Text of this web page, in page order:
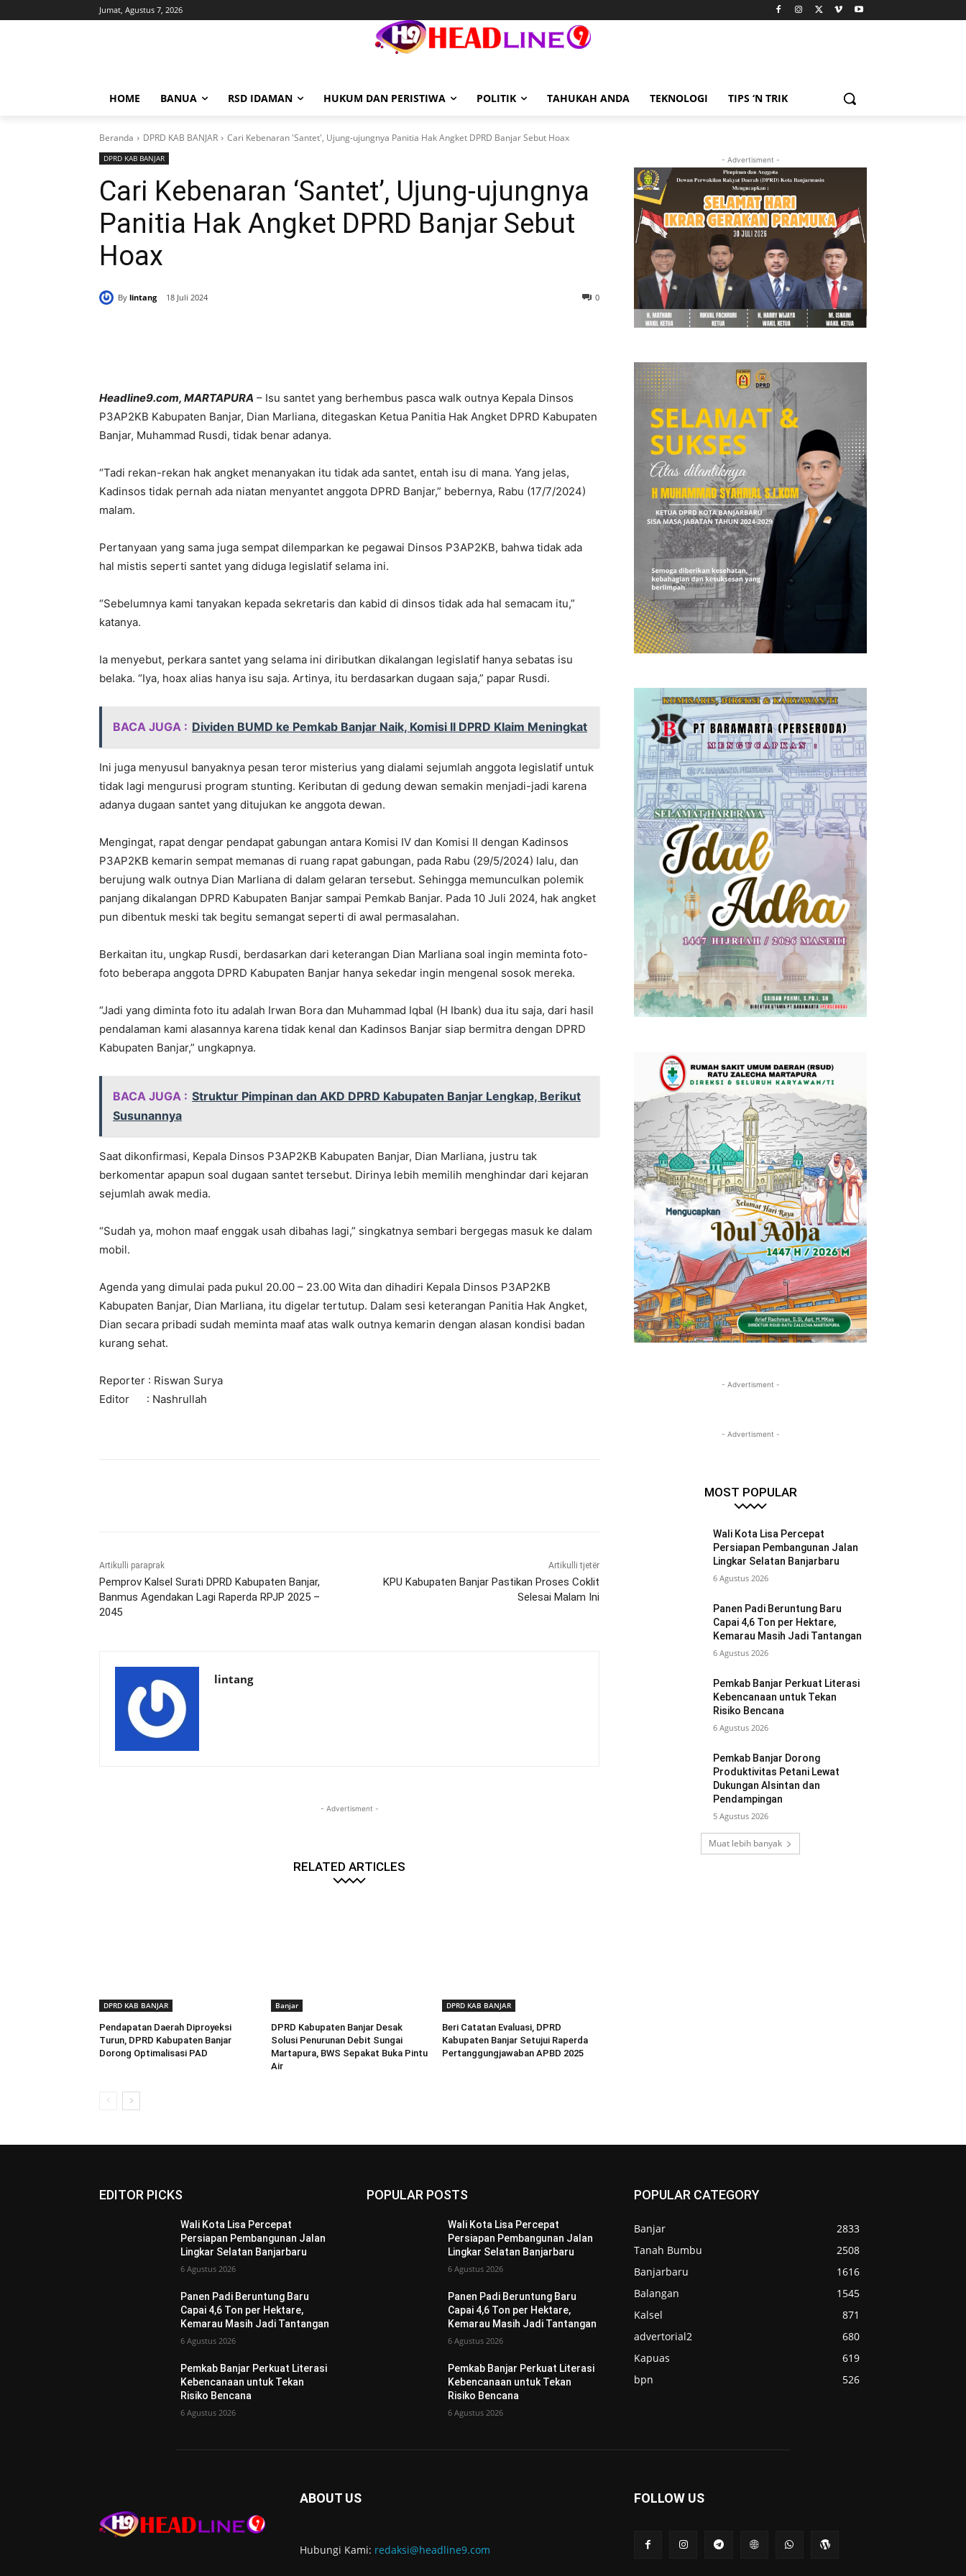
Jumat, Agustus 7, 2026
HOME BANUA RSD IDAMAN HUKUM DAN PERISTIWA POLITIK TAHUKAH ANDA TEKNOLOGI TIPS ‘N TRIK
Beranda DPRD KAB BANJAR Cari Kebenaran 'Santet', Ujung-ujungnya Panitia Hak Angket DPRD Banjar Sebut Hoax
DPRD KAB BANJAR
Cari Kebenaran ‘Santet’, Ujung-ujungnya
Panitia Hak Angket DPRD Banjar Sebut
Hoax
By lintang 18 Juli 2024 0
Headline9.com, MARTAPURA – Isu santet yang berhembus pasca walk outnya Kepala Dinsos
P3AP2KB Kabupaten Banjar, Dian Marliana, ditegaskan Ketua Panitia Hak Angket DPRD Kabupaten
Banjar, Muhammad Rusdi, tidak benar adanya.
“Tadi rekan-rekan hak angket menanyakan itu tidak ada santet, entah isu di mana. Yang jelas,
Kadinsos tidak pernah ada niatan menyantet anggota DPRD Banjar,” bebernya, Rabu (17/7/2024)
malam.
Pertanyaan yang sama juga sempat dilemparkan ke pegawai Dinsos P3AP2KB, bahwa tidak ada
hal mistis seperti santet yang diduga legislatif selama ini.
“Sebelumnya kami tanyakan kepada sekretaris dan kabid di dinsos tidak ada hal semacam itu,”
katanya.
Ia menyebut, perkara santet yang selama ini diributkan dikalangan legislatif hanya sebatas isu
belaka. “Iya, hoax alias hanya isu saja. Artinya, itu berdasarkan dugaan saja,” papar Rusdi.
BACA JUGA : Dividen BUMD ke Pemkab Banjar Naik, Komisi II DPRD Klaim Meningkat
Ini juga menyusul banyaknya pesan teror misterius yang dialami sejumlah anggota legislatif untuk
tidak lagi mengurusi program stunting. Keributan di gedung dewan semakin menjadi-jadi karena
adanya dugaan santet yang ditujukan ke anggota dewan.
Mengingat, rapat dengar pendapat gabungan antara Komisi IV dan Komisi II dengan Kadinsos
P3AP2KB kemarin sempat memanas di ruang rapat gabungan, pada Rabu (29/5/2024) lalu, dan
berujung walk outnya Dian Marliana di dalam gelaran tersebut. Sehingga memunculkan polemik
panjang dikalangan DPRD Kabupaten Banjar sampai Pemkab Banjar. Pada 10 Juli 2024, hak angket
pun dibentuk meski tak begitu semangat seperti di awal permasalahan.
Berkaitan itu, ungkap Rusdi, berdasarkan dari keterangan Dian Marliana soal ingin meminta foto-
foto beberapa anggota DPRD Kabupaten Banjar hanya sekedar ingin mengenal sosok mereka.
“Jadi yang diminta foto itu adalah Irwan Bora dan Muhammad Iqbal (H Ibank) dua itu saja, dari hasil
pendalaman kami alasannya karena tidak kenal dan Kadinsos Banjar siap bermitra dengan DPRD
Kabupaten Banjar,” ungkapnya.
BACA JUGA : Struktur Pimpinan dan AKD DPRD Kabupaten Banjar Lengkap, Berikut
Susunannya
Saat dikonfirmasi, Kepala Dinsos P3AP2KB Kabupaten Banjar, Dian Marliana, justru tak
berkomentar apapun soal dugaan santet tersebut. Dirinya lebih memilih menghindar dari kejaran
sejumlah awak media.
“Sudah ya, mohon maaf enggak usah dibahas lagi,” singkatnya sembari bergegas masuk ke dalam
mobil.
Agenda yang dimulai pada pukul 20.00 – 23.00 Wita dan dihadiri Kepala Dinsos P3AP2KB
Kabupaten Banjar, Dian Marliana, itu digelar tertutup. Dalam sesi keterangan Panitia Hak Angket,
Dian secara pribadi sudah meminta maaf atas walk outnya kemarin dengan alasan kondisi badan
kurang sehat.
Reporter : Riswan Surya
Editor : Nashrullah
Artikulli paraprak
Pemprov Kalsel Surati DPRD Kabupaten Banjar,
Banmus Agendakan Lagi Raperda RPJP 2025 –
2045
Artikulli tjetër
KPU Kabupaten Banjar Pastikan Proses Coklit
Selesai Malam Ini
lintang
- Advertisment -
RELATED ARTICLES
DPRD KAB BANJAR
Pendapatan Daerah Diproyeksi
Turun, DPRD Kabupaten Banjar
Dorong Optimalisasi PAD
Banjar
DPRD Kabupaten Banjar Desak
Solusi Penurunan Debit Sungai
Martapura, BWS Sepakat Buka Pintu
Air
DPRD KAB BANJAR
Beri Catatan Evaluasi, DPRD
Kabupaten Banjar Setujui Raperda
Pertanggungjawaban APBD 2025
- Advertisment -
- Advertisment -
- Advertisment -
MOST POPULAR
Wali Kota Lisa Percepat
Persiapan Pembangunan Jalan
Lingkar Selatan Banjarbaru
6 Agustus 2026
Panen Padi Beruntung Baru
Capai 4,6 Ton per Hektare,
Kemarau Masih Jadi Tantangan
6 Agustus 2026
Pemkab Banjar Perkuat Literasi
Kebencanaan untuk Tekan
Risiko Bencana
6 Agustus 2026
Pemkab Banjar Dorong
Produktivitas Petani Lewat
Dukungan Alsintan dan
Pendampingan
5 Agustus 2026
Muat lebih banyak
EDITOR PICKS
Wali Kota Lisa Percepat
Persiapan Pembangunan Jalan
Lingkar Selatan Banjarbaru
6 Agustus 2026
Panen Padi Beruntung Baru
Capai 4,6 Ton per Hektare,
Kemarau Masih Jadi Tantangan
6 Agustus 2026
Pemkab Banjar Perkuat Literasi
Kebencanaan untuk Tekan
Risiko Bencana
6 Agustus 2026
POPULAR POSTS
Wali Kota Lisa Percepat
Persiapan Pembangunan Jalan
Lingkar Selatan Banjarbaru
6 Agustus 2026
Panen Padi Beruntung Baru
Capai 4,6 Ton per Hektare,
Kemarau Masih Jadi Tantangan
6 Agustus 2026
Pemkab Banjar Perkuat Literasi
Kebencanaan untuk Tekan
Risiko Bencana
6 Agustus 2026
POPULAR CATEGORY
Banjar
2833
Tanah Bumbu
2508
Banjarbaru
1616
Balangan
1545
Kalsel
871
advertorial2
680
Kapuas
619
bpn
526
ABOUT US
Hubungi Kami: redaksi@headline9.com
FOLLOW US